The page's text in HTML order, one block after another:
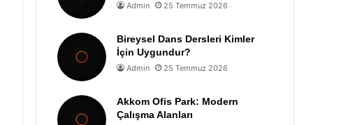
Admin 25 Temmuz 2026
Bireysel Dans Dersleri Kimler
İçin Uygundur?
Admin 25 Temmuz 2026
Akkom Ofis Park: Modern
Çalışma Alanları